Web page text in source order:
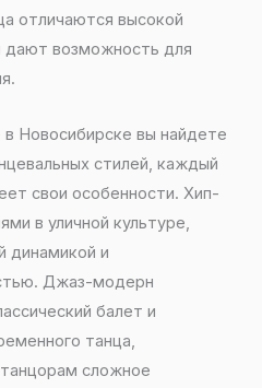
отличаются высокой
дают возможность для
Новосибирске вы найдете
стилей, каждый
свои особенности. Хип-
в уличной культуре,
динамикой и
Джаз-модерн
балет и
танца,
сложное